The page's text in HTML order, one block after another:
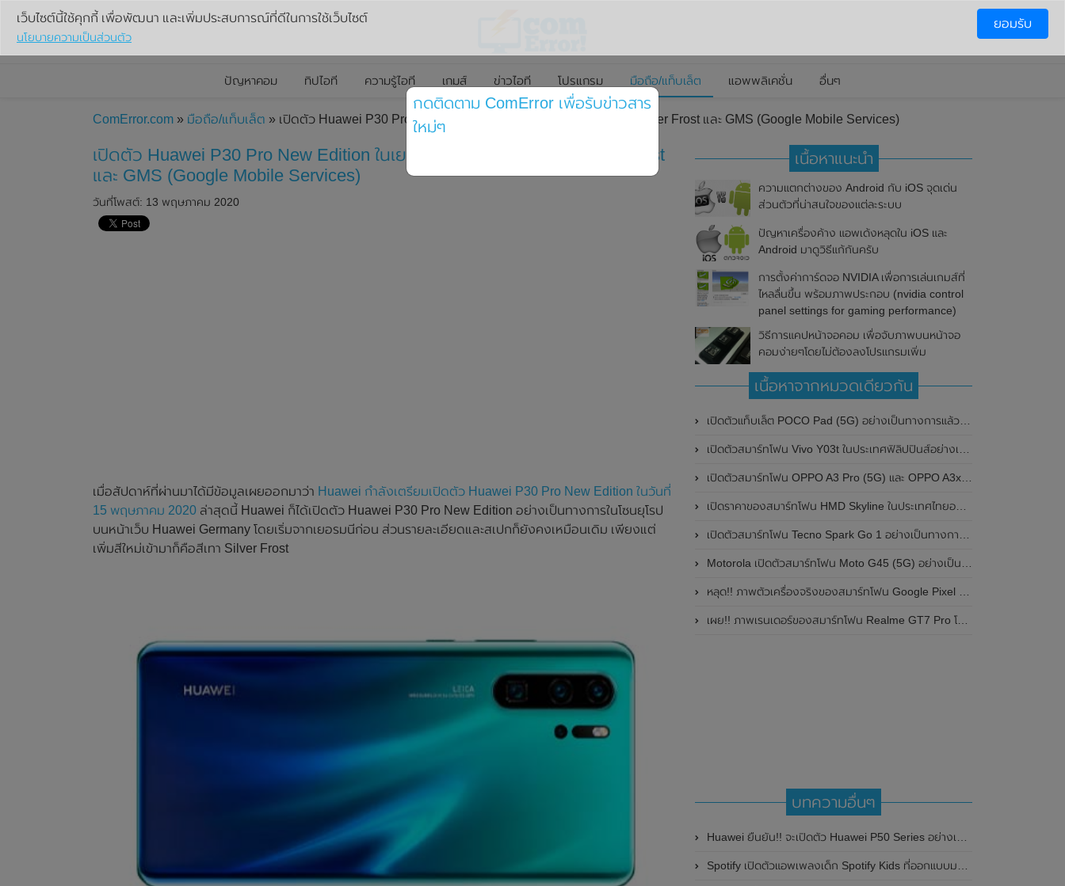
ปัญหาคอม ทิปไอที ความรู้ไอที เกมส์ ข่าวไอที โปรแกรม มือถือ/แท็บเล็ต แอพพลิเคชั่น อื่นๆ
ComError.com » มือถือ/แท็บเล็ต » เปิดตัว Huawei P30 Pro New Edition ในเยอรมนี มาพร้อมกับสีใหม่ Silver Frost และ GMS (Google Mobile Services)
เปิดตัว Huawei P30 Pro New Edition ในเยอรมนี มาพร้อมกับสีใหม่ Silver Frost
และ GMS (Google Mobile Services)
วันที่โพสต์: 13 พฤษภาคม 2020
เมื่อสัปดาห์ที่ผ่านมาได้มีข้อมูลเผยออกมาว่า Huawei กำลังเตรียมเปิดตัว Huawei P30 Pro New Edition ในวันที่
15 พฤษภาคม 2020 ล่าสุดนี้ Huawei ก็ได้เปิดตัว Huawei P30 Pro New Edition อย่างเป็นทางการในโซนยุโรป
บนหน้าเว็บ Huawei Germany โดยเริ่มจากเยอรมนีก่อน ส่วนรายละเอียดและสเปกก็ยังคงเหมือนเดิม เพียงแต่
เพิ่มสีใหม่เข้ามาก็คือสีเทา Silver Frost
เนื้อหาแนะนำ
ความแตกต่างของ Android กับ iOS จุดเด่น
ส่วนตัวที่น่าสนใจของแต่ละระบบ
ปัญหาเครื่องค้าง แอพเด้งหลุดใน iOS และ
Android มาดูวิธีแก้กันครับ
การตั้งค่าการ์ดจอ NVIDIA เพื่อการเล่นเกมส์ที่
ไหลลื่นขึ้น พร้อมภาพประกอบ (nvidia control
panel settings for gaming performance)
วิธีการแคปหน้าจอคอม เพื่อจับภาพบนหน้าจอ
คอมง่ายๆโดยไม่ต้องลงโปรแกรมเพิ่ม
เนื้อหาจากหมวดเดียวกัน
เปิดตัวแท็บเล็ต POCO Pad (5G) อย่างเป็นทางการแล้วในประเทศอินเดีย มาพร้อมชิปเซ็ต Snapdragon 7s Gen 2 ของ Qualcomm และรองรับเครือข่าย 5G
เปิดตัวสมาร์ทโฟน Vivo Y03t ในประเทศฟิลิปปินส์อย่างเป็นทางการแล้ว มาพร้อมชิปเซ็ต Unisoc T612 , กล้องหลัง ความละเอียด 13MP , แบตเตอรี่ 5,000mAh และหน้าจอแสดงผล LCD / 90Hz
เปิดตัวสมาร์ทโฟน OPPO A3 Pro (5G) และ OPPO A3x ในประเทศไทยอย่างเป็นทางการแล้ว ในราคาเริ่มต้นเพียง 3,999 บาท
เปิดราคาของสมาร์ทโฟน HMD Skyline ในประเทศไทยอย่างเป็นทางการแล้ว ราคา 14,990 บาท
เปิดตัวสมาร์ทโฟน Tecno Spark Go 1 อย่างเป็นทางการแล้ว มาพร้อมหน้าจอแสดงผล LCD / 120Hz , แบตเตอรี่ 5,000mAh และใช้ชิปเซ็ต Unisoc
Motorola เปิดตัวสมาร์ทโฟน Moto G45 (5G) อย่างเป็นทางการแล้วในอินเดีย
หลุด!! ภาพตัวเครื่องจริงของสมาร์ทโฟน Google Pixel 9a โชว์ดีไซน์ใหม่ กล้องหลังแบนราบ ไม่มีกรอบของกล้องแล้ว
เผย!! ภาพเรนเดอร์ของสมาร์ทโฟน Realme GT7 Pro โชว์ให้เห็นดีไซน์ใหม่ พร้อมเผยรายละเอียดสเปกที่สำคัญบางส่วน
บทความอื่นๆ
Huawei ยืนยัน!! จะเปิดตัว Huawei P50 Series อย่างเป็นทางการในวันที่ 29 กรกฎาคม 2021 นี้
Spotify เปิดตัวแอพเพลงเด็ก Spotify Kids ที่ออกแบบมาสำหรับเด็กโดยเฉพาะ
เว็บไซต์นี้ใช้คุกกี้ เพื่อพัฒนา และเพิ่มประสบการณ์ที่ดีในการใช้เว็บไซต์
นโยบายความเป็นส่วนตัว
ยอมรับ
กดติดตาม ComError เพื่อรับข่าวสาร
ใหม่ๆ